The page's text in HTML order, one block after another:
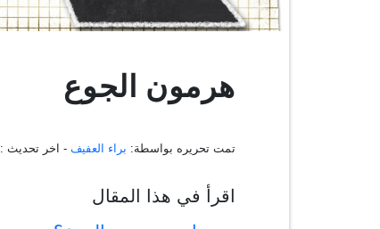
هرمون الجوع
تمت تحريره بواسطة: براء العفيف - اخر تحديث :
اقرأ في هذا المقال